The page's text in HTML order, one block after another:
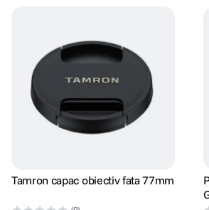
Tamron capac obiectiv fata 77mm